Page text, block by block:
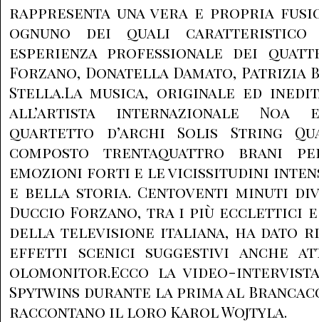
rappresenta una vera e propria
ognuno dei quali caratteristico
esperienza professionale dei
Forzano, Donatella Damato, Patrizia
Stella.La musica, originale ed
all’artista internazionale Noa e
quartetto d’archi Solis String
composto trentaquattro brani
emozioni forti e le vicissitudini
e bella storia. Centoventi minuti
Duccio Forzano, tra i più ecclettici
della televisione italiana, ha dato
effetti scenici suggestivi anche
olomonitor.Ecco la video-
Spytwins durante la prima al
raccontano il loro Karol Wojtyla.